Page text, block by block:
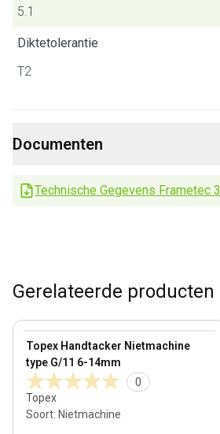
5.1
Diktetolerantie
T2
Documenten
Technische Gegevens Frametec
Gerelateerde producten
Topex Handtacker Nietmachine
type G/11 6-14mm
0
Topex
Soort: Nietmachine
View product